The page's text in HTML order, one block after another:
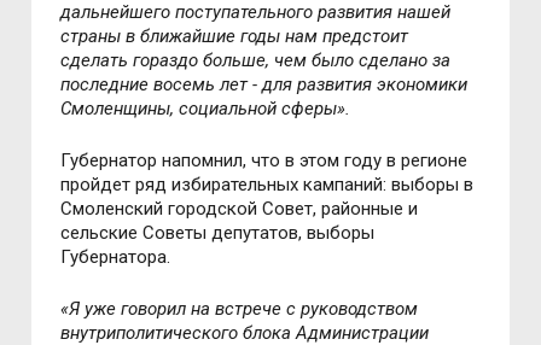
дальнейшего поступательного развития нашей
страны в ближайшие годы нам предстоит
сделать гораздо больше, чем было сделано за
последние восемь лет - для развития экономики
Смоленщины, социальной сферы».
Губернатор напомнил, что в этом году в регионе
пройдет ряд избирательных кампаний: выборы в
Смоленский городской Совет, районные и
сельские Советы депутатов, выборы
Губернатора.
«Я уже говорил на встрече с руководством
внутриполитического блока Администрации